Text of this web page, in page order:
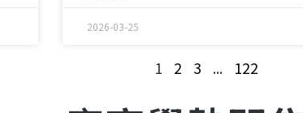
式跨足晶片產品市場，鎖定快速成
象徵其從IP供應商進一步走向完整
2026-03-25
1 2 3 ... 122